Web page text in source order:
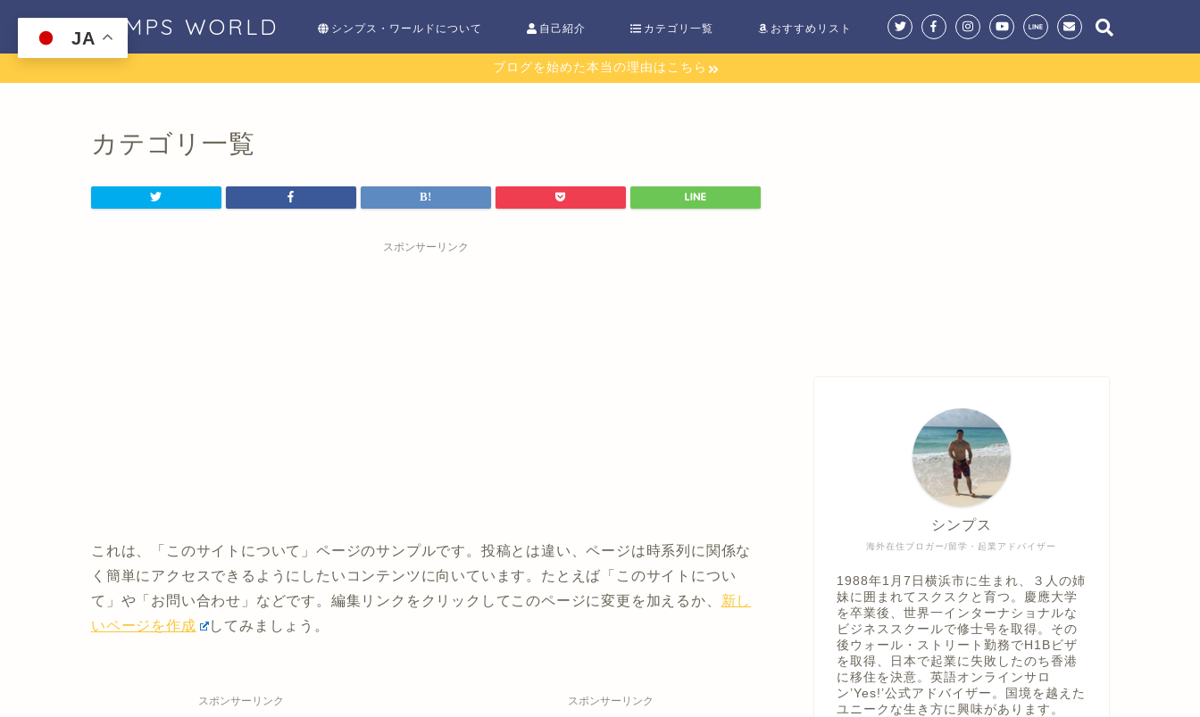
SHIMPS WORLD シンプス・ワールドについて 自己紹介 カテゴリ一覧 おすすめリスト
ブログを始めた本当の理由はこちら
カテゴリ一覧
スポンサーリンク
これは、「このサイトについて」ページのサンプルです。投稿とは違い、ページは時系列に関係な
く簡単にアクセスできるようにしたいコンテンツに向いています。たとえば「このサイトについ
て」や「お問い合わせ」などです。編集リンクをクリックしてこのページに変更を加えるか、 新し
いページを作成
してみましょう。
スポンサーリンク スポンサーリンク
海外在住ブロガー/留学・起業アドバイザー
シンプス
1988年1月7日横浜市に生まれ、３人の姉
妹に囲まれてスクスクと育つ。慶應大学
を卒業後、世界一インターナショナルな
ビジネススクールで修士号を取得。その
後ウォール・ストリート勤務でH1Bビザ
を取得、日本で起業に失敗したのち香港
に移住を決意。英語オンラインサロ
ン’Yes!’公式アドバイザー。国境を越えた
ユニークな生き方に興味があります。
JA